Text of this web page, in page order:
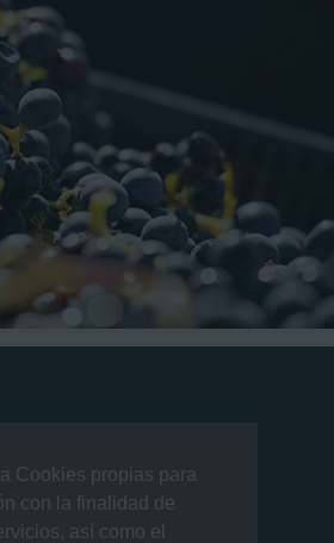
Cookies propias para
con la finalidad de
así como el